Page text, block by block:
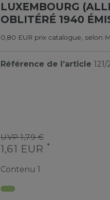
LUXEMBOURG
OBLITÉRÉ 1940
0,80 EUR prix catalogue, selon
Référence de l’article
UVP 1,79 €
1,61 EUR *
Contenu 1